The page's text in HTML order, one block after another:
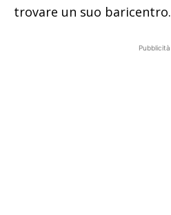
trovare un suo baricentro.
Pubblicità